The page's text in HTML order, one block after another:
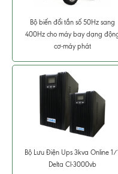
Bộ biến đổi tần số 50Hz sang
400Hz cho máy bay dạng
cơ-máy phát
Bộ Lưu Điện Ups 3kva Online 1/1
Delta Cl-3000vb